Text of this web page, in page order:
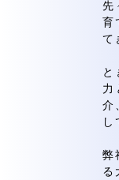
先
育
て
力
介
し
弊
る